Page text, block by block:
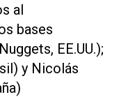
al
bases
EE.UU.);
y Nicolás